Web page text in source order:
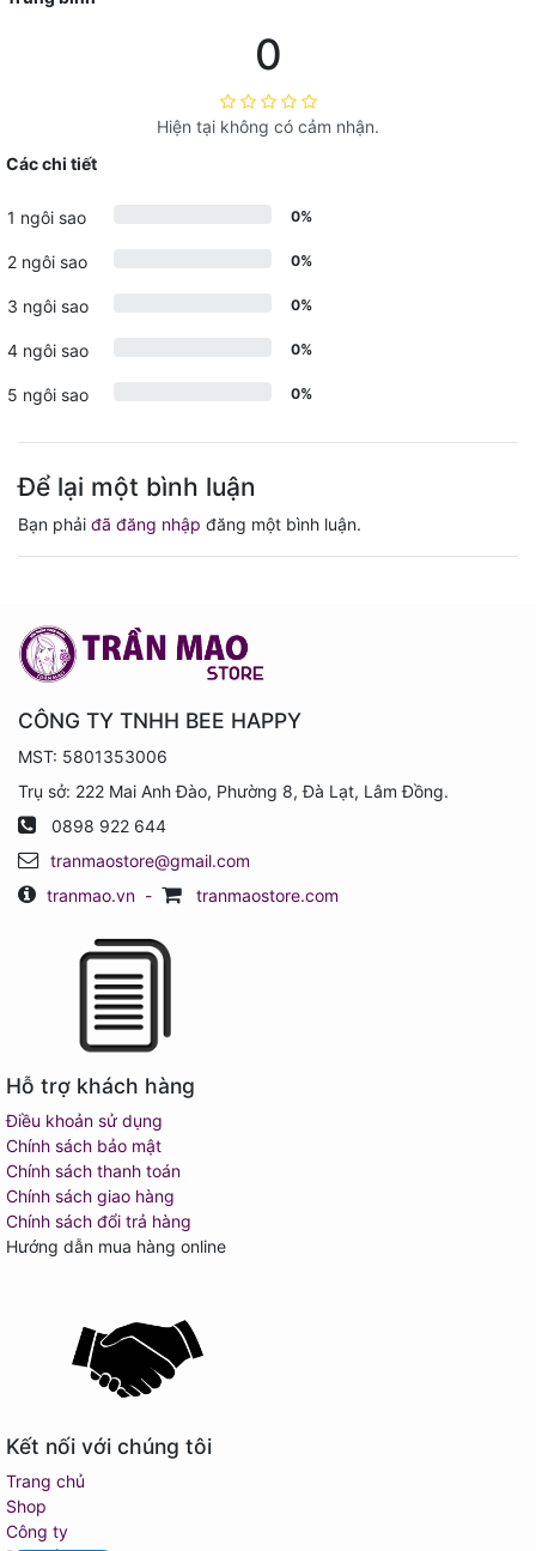
0
Hiện tại không có cảm nhận.
Các chi tiết
1 ngôi sao 0%
2 ngôi sao 0%
3 ngôi sao 0%
4 ngôi sao 0%
5 ngôi sao 0%
Để lại một bình luận
Bạn phải đã đăng nhập đăng một bình luận.
CÔNG TY TNHH BEE HAPPY
MST: 5801353006
Trụ sở: 222 Mai Anh Đào, Phường 8, Đà Lạt, Lâm Đồng.
0898 922 644
tranmaostore@gmail.com
tranmao.vn - tranmaostore.com
Hỗ trợ khách hàng
Điều khoản sử dụng
Chính sách bảo mật
Chính sách thanh toán
Chính sách giao hàng
Chính sách đổi trả hàng
Hướng dẫn mua hàng online
Kết nối với chúng tôi
Trang chủ
Shop
Công ty